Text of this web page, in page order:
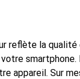
reflète la
smartphone.
appareil. Sur